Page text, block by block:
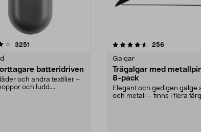
3251
batteridriven
och andra textilier –
och ludd.
4.5av 5 stjärnor 256recensioner
Galgar
Trägalgar med
8-pack
Elegant och gedigen galge
och metall – finns i flera
4.0av 5 stjärnor